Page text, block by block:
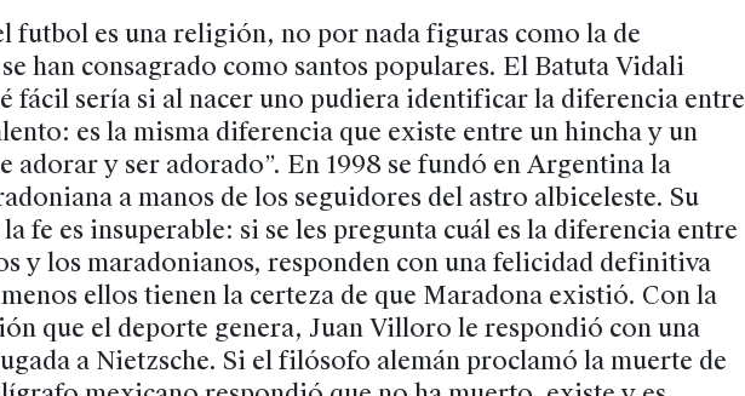
futbol es una religión, no por nada figuras como la de
han consagrado como santos populares. El Batuta Vidali
fácil sería si al nacer uno pudiera identificar la diferencia entre
es la misma diferencia que existe entre un hincha y un
adorar y ser adorado”. En 1998 se fundó en Argentina la
a manos de los seguidores del astro albiceleste. Su
la fe es insuperable: si se les pregunta cuál es la diferencia entre
y los maradonianos, responden con una felicidad definitiva
ellos tienen la certeza de que Maradona existió. Con la
que el deporte genera, Juan Villoro le respondió con una
a Nietzsche. Si el filósofo alemán proclamó la muerte de